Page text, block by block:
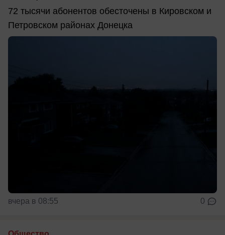
72 тысячи абонентов обесточены в Кировском и
Петровском районах Донецка
вчера в 08:55 0